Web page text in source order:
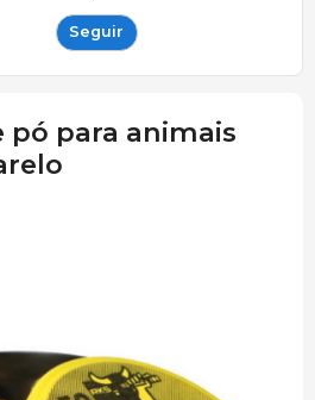
Seguir
pó para animais